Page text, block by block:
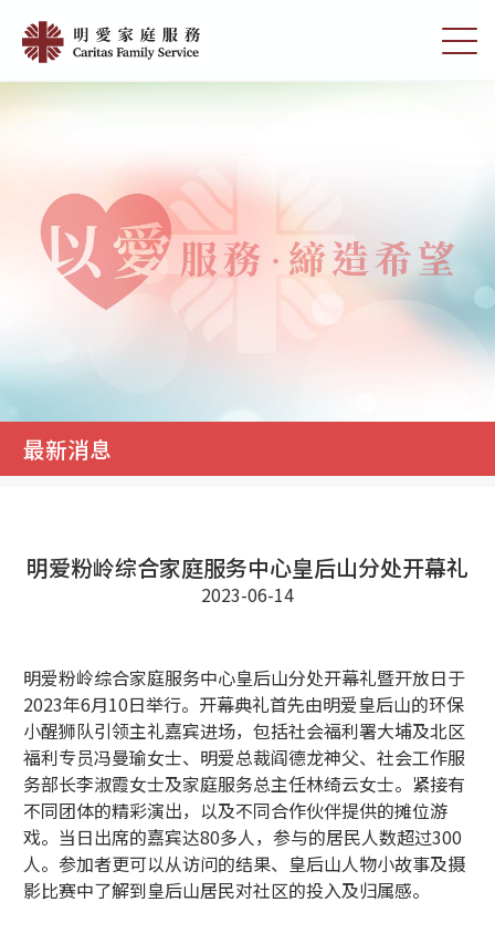
main
content
切
最
消
|
明
愛
家
最新消息
明爱粉岭综合家庭服务中心皇后山分处开幕礼
2023-06-14
明爱粉岭综合家庭服务中心皇后山分处开幕礼暨开放日于
2023年6月10日举行。开幕典礼首先由明爱皇后山的环保
小醒狮队引领主礼嘉宾进场，包括社会福利署大埔及北区
福利专员冯曼瑜女士、明爱总裁阎德龙神父、社会工作服
务部长李淑霞女士及家庭服务总主任林绮云女士。紧接有
不同团体的精彩演出，以及不同合作伙伴提供的摊位游
戏。当日出席的嘉宾达80多人，参与的居民人数超过300
人。参加者更可以从访问的结果、皇后山人物小故事及摄
影比赛中了解到皇后山居民对社区的投入及归属感。